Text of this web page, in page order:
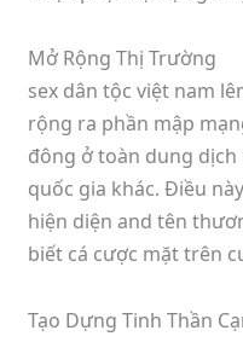
Mở Rộng Thị Trường
sex dân tộc việt nam
rộng ra phần mập
đông ở toàn dung
quốc gia khác. Điều
hiện diện and tên
biết cá cược mặt trên
Tạo Dựng Tinh Thần